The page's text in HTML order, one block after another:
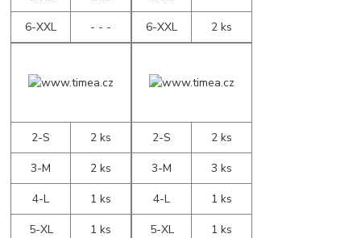
6-XXL
- - -
6-XXL
2 ks
2-S
2 ks
3-M
2 ks
4-L
1 ks
5-XL
1 ks
2-S
2 ks
3-M
3 ks
4-L
1 ks
5-XL
1 ks